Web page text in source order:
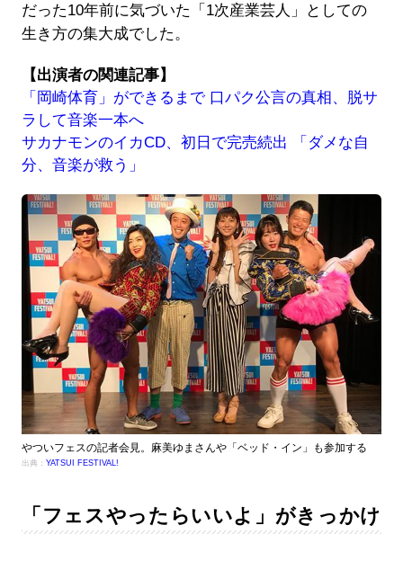
だった10年前に気づいた「1次産業芸人」としての
生き方の集大成でした。
【出演者の関連記事】
「岡崎体育」ができるまで 口パク公言の真相、脱サ
ラして音楽一本へ
サカナモンのイカCD、初日で完売続出 「ダメな自
分、音楽が救う」
やついフェスの記者会見。麻美ゆまさんや「ベッド・イン」も参加する
出典： YATSUI FESTIVAL!
「フェスやったらいいよ」がきっかけ